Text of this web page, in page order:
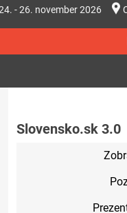
- 26. november 2026
Slovensko.sk 3.0